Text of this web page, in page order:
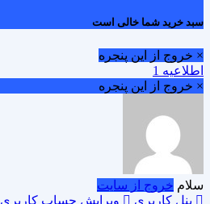
سبد خرید شما خالی است
× خروج از این پنجره
اطلاعیه 1
× خروج از این پنجره
سلام خروج از سایت
پنل کاربری
ویرایش حساب کاربری